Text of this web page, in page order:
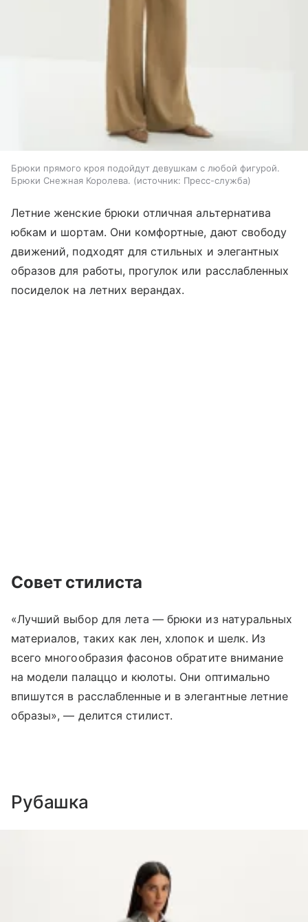
Брюки прямого кроя подойдут девушкам с любой фигурой.
Брюки Снежная Королева.
источник: Пресс-служба
Летние женские брюки отличная альтернатива
юбкам и шортам. Они комфортные, дают свободу
движений, подходят для стильных и элегантных
образов для работы, прогулок или расслабленных
посиделок на летних верандах.
Совет стилиста
«Лучший выбор для лета — брюки из натуральных
материалов, таких как лен, хлопок и шелк. Из
всего многообразия фасонов обратите внимание
на модели палаццо и кюлоты. Они оптимально
впишутся в расслабленные и в элегантные летние
образы», — делится стилист.
Рубашка